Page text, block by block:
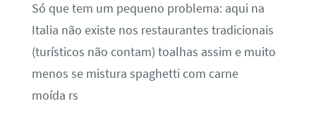
Só que tem um pequeno problema: aqui na
Italia não existe nos restaurantes tradicionais
(turísticos não contam) toalhas assim e muito
menos se mistura spaghetti com carne
moída rs